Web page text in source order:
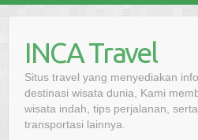
contentINCA Travel
Situs travel yang menyediakan
destinasi wisata dunia, Kami
wisata indah, tips perjalanan,
transportasi lainnya.